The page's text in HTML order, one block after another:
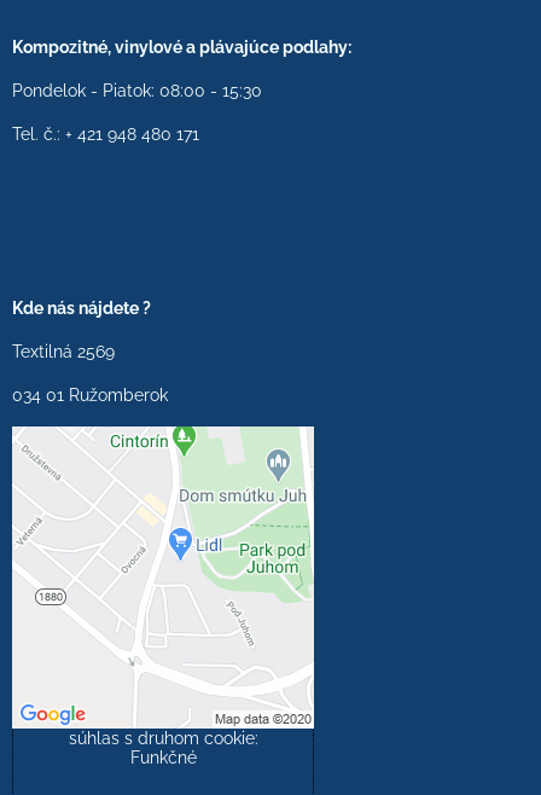
Kompozitné, vinylové a plávajúce podlahy:
Pondelok - Piatok: 08:00 - 15:30
Tel. č.: + 421 948 480 171
Kde nás nájdete ?
Textilná 2569
034 01 Ružomberok
Externý obsah je
blokovaný Voľbami
súkromia
Prajete si načítať externý
obsah?
Povoliť tentokrát
Povoliť a zapamätať -
súhlas s druhom cookie:
Funkčné